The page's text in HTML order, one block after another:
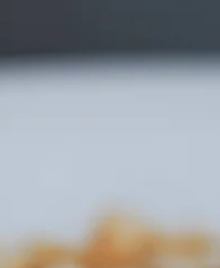
MAESTRO: Mattia Masala Impasto diretto classico in
massa Ingredienti: g 1000 Mix Oltregrano "laPinsaEasy" g